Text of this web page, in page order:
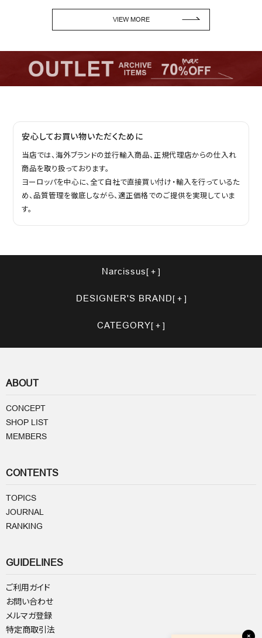
×
VIEW MORE
安心してお買い物いただくために
当店では、海外ブランドの並行輸入商品、正規代理店からの仕入れ
商品を取り扱っております。
ヨーロッパを中心に、全て自社で直接買い付け・輸入を行っているた
め、品質管理を徹底しながら、適正価格でのご提供を実現していま
す。
Narcissus
DESIGNER'S BRAND
CATEGORY
ABOUT
CONCEPT
SHOP LIST
MEMBERS
CONTENTS
TOPICS
JOURNAL
RANKING
GUIDELINES
ご利用ガイド
お問い合わせ
メルマガ登録
特定商取引法